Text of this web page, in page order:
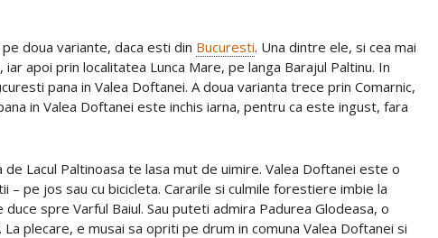
doua variante, daca esti din Bucuresti. Una dintre ele, si cea mai
apoi prin localitatea Lunca Mare, pe langa Barajul Paltinu. In
pana in Valea Doftanei. A doua varianta trece prin Comarnic,
in Valea Doftanei este inchis iarna, pentru ca este ingust, fara
Lacul Paltinoasa te lasa mut de uimire. Valea Doftanei este o
pe jos sau cu bicicleta. Cararile si culmile forestiere imbie la
spre Varful Baiul. Sau puteti admira Padurea Glodeasa, o
plecare, e musai sa opriti pe drum in comuna Valea Doftanei si